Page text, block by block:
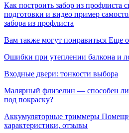
Как построить забор из профлиста
подготовки и видео пример
забора из профлиста
Вам также могут понравиться Еще
Ошибки при утеплении балкона и
Входные двери: тонкости выбора
Малярный флизелин — способен ли
под покраску?
Аккумуляторные триммеры
характеристики, отзывы